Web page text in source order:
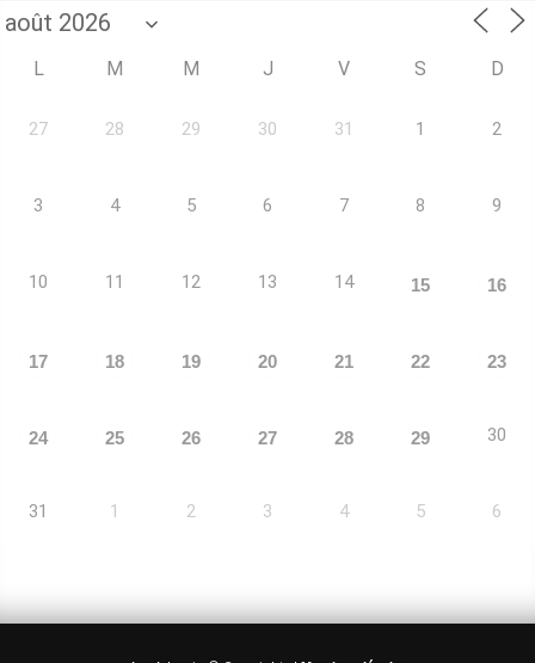
L M M J V S D
27 28 29 30 31 1 2
3 4 5 6 7 8 9
10 11 12 13 14 15 16
17 18 19 20 21 22 23
24 25 26 27 28 29 30
31 1 2 3 4 5 6